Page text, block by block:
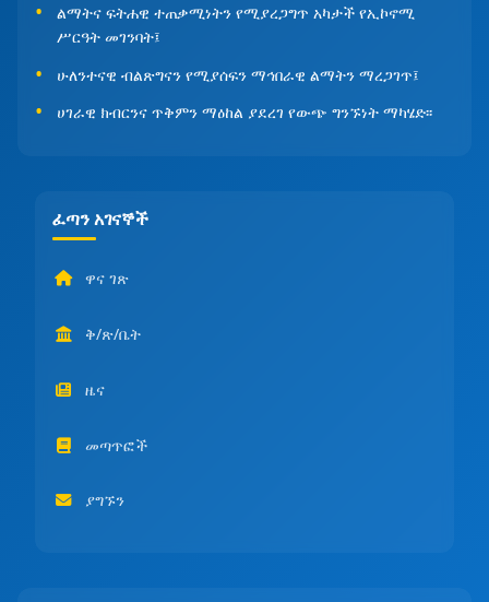
ልማትና ፍትሐዊ ተጠቃሚነትን የሚያረጋግጥ አካታች የኢኮኖሚ
ሥርዓት መገንባት፤
ሁለንተናዊ ብልጽግናን የሚያሰፍን ማኅበራዊ ልማትን ማረጋገጥ፤
ሀገራዊ ክብርንና ጥቅምን ማዕከል ያደረገ የውጭ ግንኙነት ማካሄድ፡፡
ፈጣን አገናኞች
ዋና ገጽ
ቅ/ጽ/ቤት
ዜና
መጣጥፎች
ያግኙን